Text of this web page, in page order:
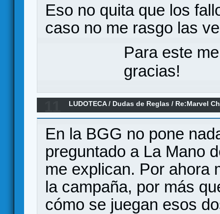
Eso no quita que los
caso no me rasgo las
Para este
gracias!
LUDOTECA/ Dudas de Reglas / Re:Marvel
En la BGG no pone
preguntado a La Mano
me explican. Por ahora
la campaña, por más
cómo se juegan esos